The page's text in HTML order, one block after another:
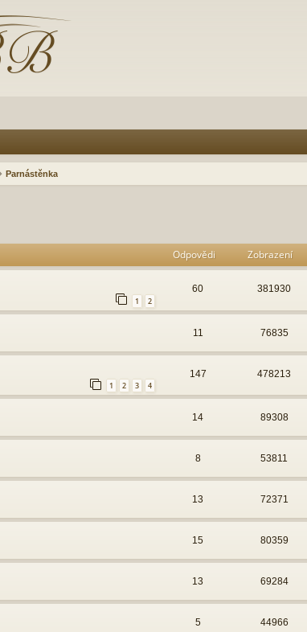
Parnástěnka
Odpovědi Zobrazení
1 2
60 381930
11 76835
1 2 3 4
147 478213
14 89308
8 53811
13 72371
15 80359
13 69284
5 44966